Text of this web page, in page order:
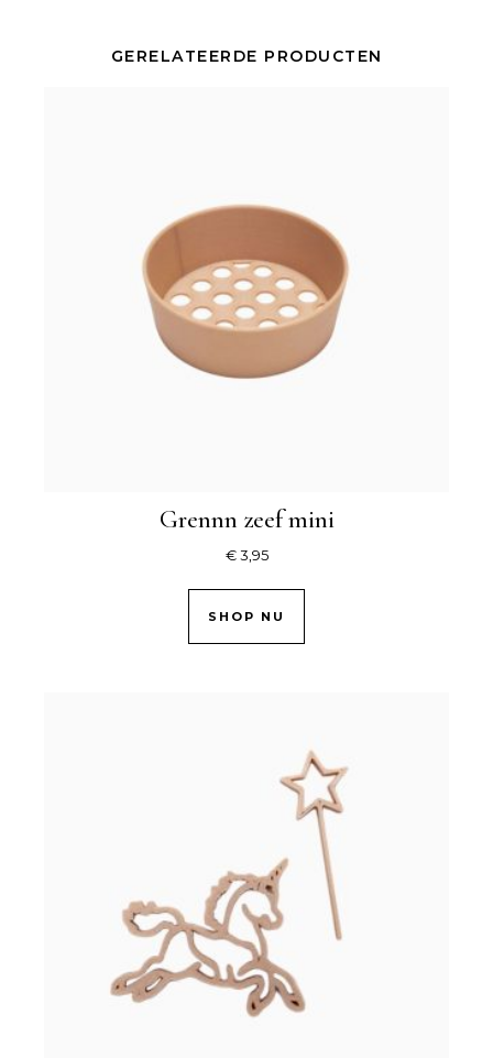
GERELATEERDE PRODUCTEN
Grennn zeef mini
€3,95
SHOP NU